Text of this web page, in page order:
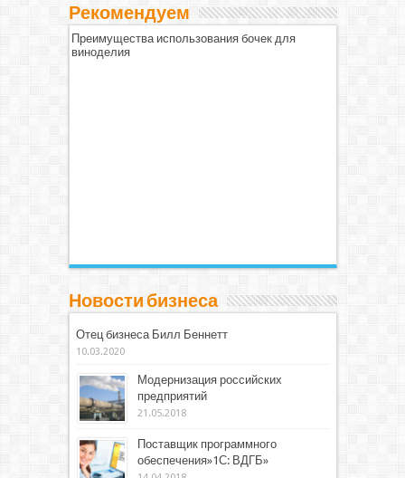
Рекомендуем
Преимущества использования бочек для
виноделия
Новости бизнеса
Отец бизнеса Билл Беннетт
10.03.2020
Модернизация российских
предприятий
21.05.2018
Поставщик программного
обеспечения»1С: ВДГБ»